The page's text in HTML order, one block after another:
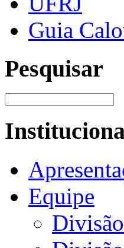
Guia
Pesquisar
Equipe